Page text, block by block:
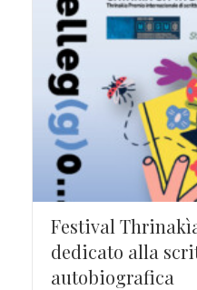
Festival
dedicato alla
autobiografica